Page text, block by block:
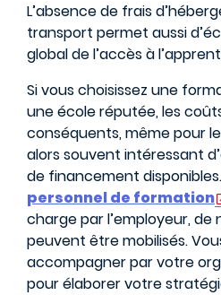
L’absence de frais
transport permet aussi
global de l’accès à
Si vous choisissez une
une école réputée, les
conséquents, même pour
alors souvent intéressant
de financement
personnel de formation
charge par l’employeur, de
peuvent être mobilisés.
accompagner par votre
pour élaborer votre